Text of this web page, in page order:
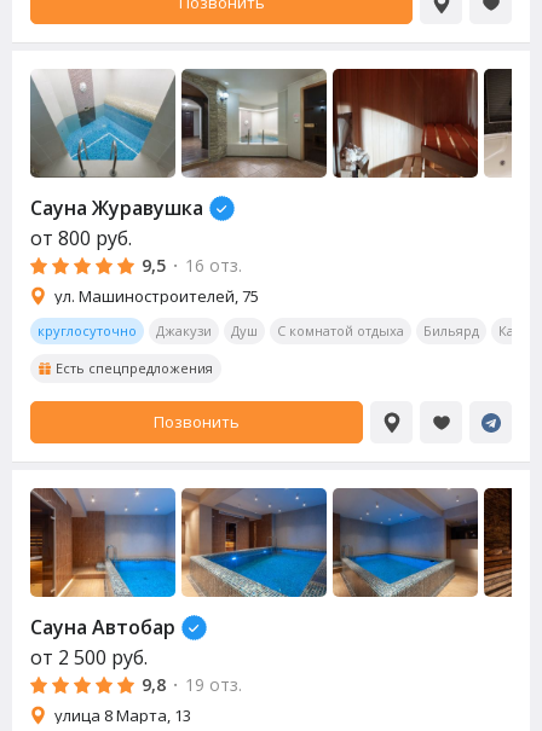
Сауна Журавушка
от 800 руб.
9,5 · 16 отз.
ул. Машиностроителей, 75
круглосуточно Джакузи Душ С комнатой отдыха Бильярд
Есть спецпредложения
Позвонить
Сауна Автобар
от 2 500 руб.
9,8 · 19 отз.
улица 8 Марта, 13